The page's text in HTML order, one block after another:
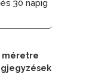
30 napig
méretre